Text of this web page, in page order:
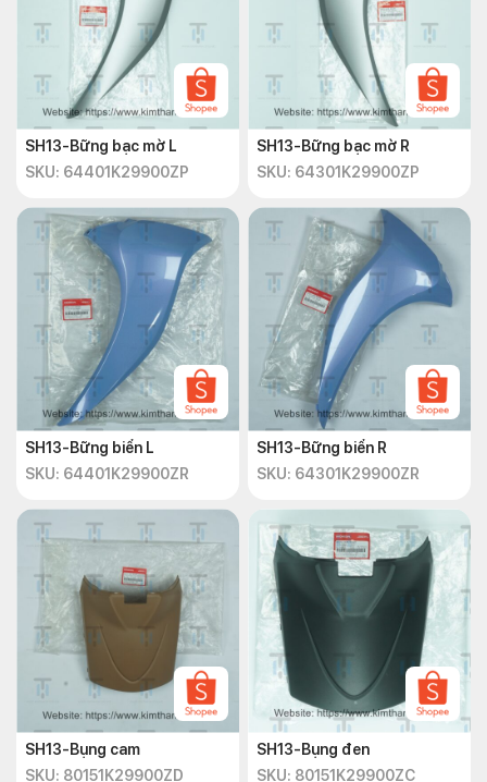
SH13-Bững bạc mờ L
SKU: 64401K29900ZP
SH13-Bững bạc mờ R
SKU: 64301K29900ZP
SH13-Bững biển L
SKU: 64401K29900ZR
SH13-Bững biển R
SKU: 64301K29900ZR
SH13-Bụng cam
SKU: 80151K29900ZD
SH13-Bụng đen
SKU: 80151K29900ZC